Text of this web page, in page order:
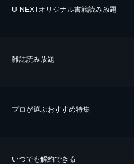
U-NEXTオリジナル書籍読み放題
雑誌読み放題
プロが選ぶおすすめ特集
いつでも解約できる